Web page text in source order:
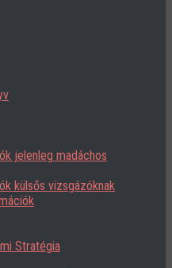
jelenleg madáchos
külsős vizsgázóknak
Stratégia